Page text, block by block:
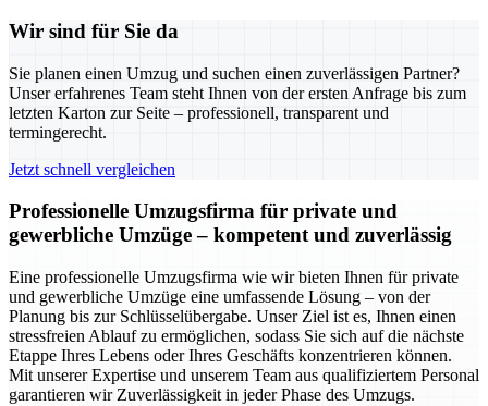
Wir sind für Sie da
Sie planen einen Umzug und suchen einen zuverlässigen Partner?
Unser erfahrenes Team steht Ihnen von der ersten Anfrage bis zum
letzten Karton zur Seite – professionell, transparent und
termingerecht.
Jetzt schnell vergleichen
Professionelle Umzugsfirma für private und
gewerbliche Umzüge – kompetent und zuverlässig
Eine professionelle Umzugsfirma wie wir bieten Ihnen für private
und gewerbliche Umzüge eine umfassende Lösung – von der
Planung bis zur Schlüsselübergabe. Unser Ziel ist es, Ihnen einen
stressfreien Ablauf zu ermöglichen, sodass Sie sich auf die nächste
Etappe Ihres Lebens oder Ihres Geschäfts konzentrieren können.
Mit unserer Expertise und unserem Team aus qualifiziertem Personal
garantieren wir Zuverlässigkeit in jeder Phase des Umzugs.